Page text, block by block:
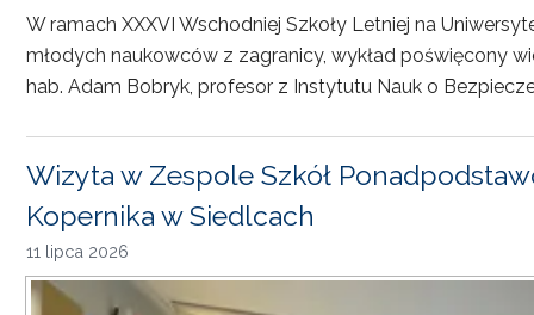
W ramach XXXVI Wschodniej Szkoły Letniej na
młodych naukowców z zagranicy, wykład poświęcony
hab. Adam Bobryk, profesor z Instytutu Nauk o
Wizyta w Zespole Szkół
Kopernika w Siedlcach
11 lipca 2026